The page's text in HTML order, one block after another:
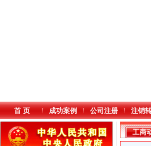
首 页 成功案例 公司注册 注销
工商